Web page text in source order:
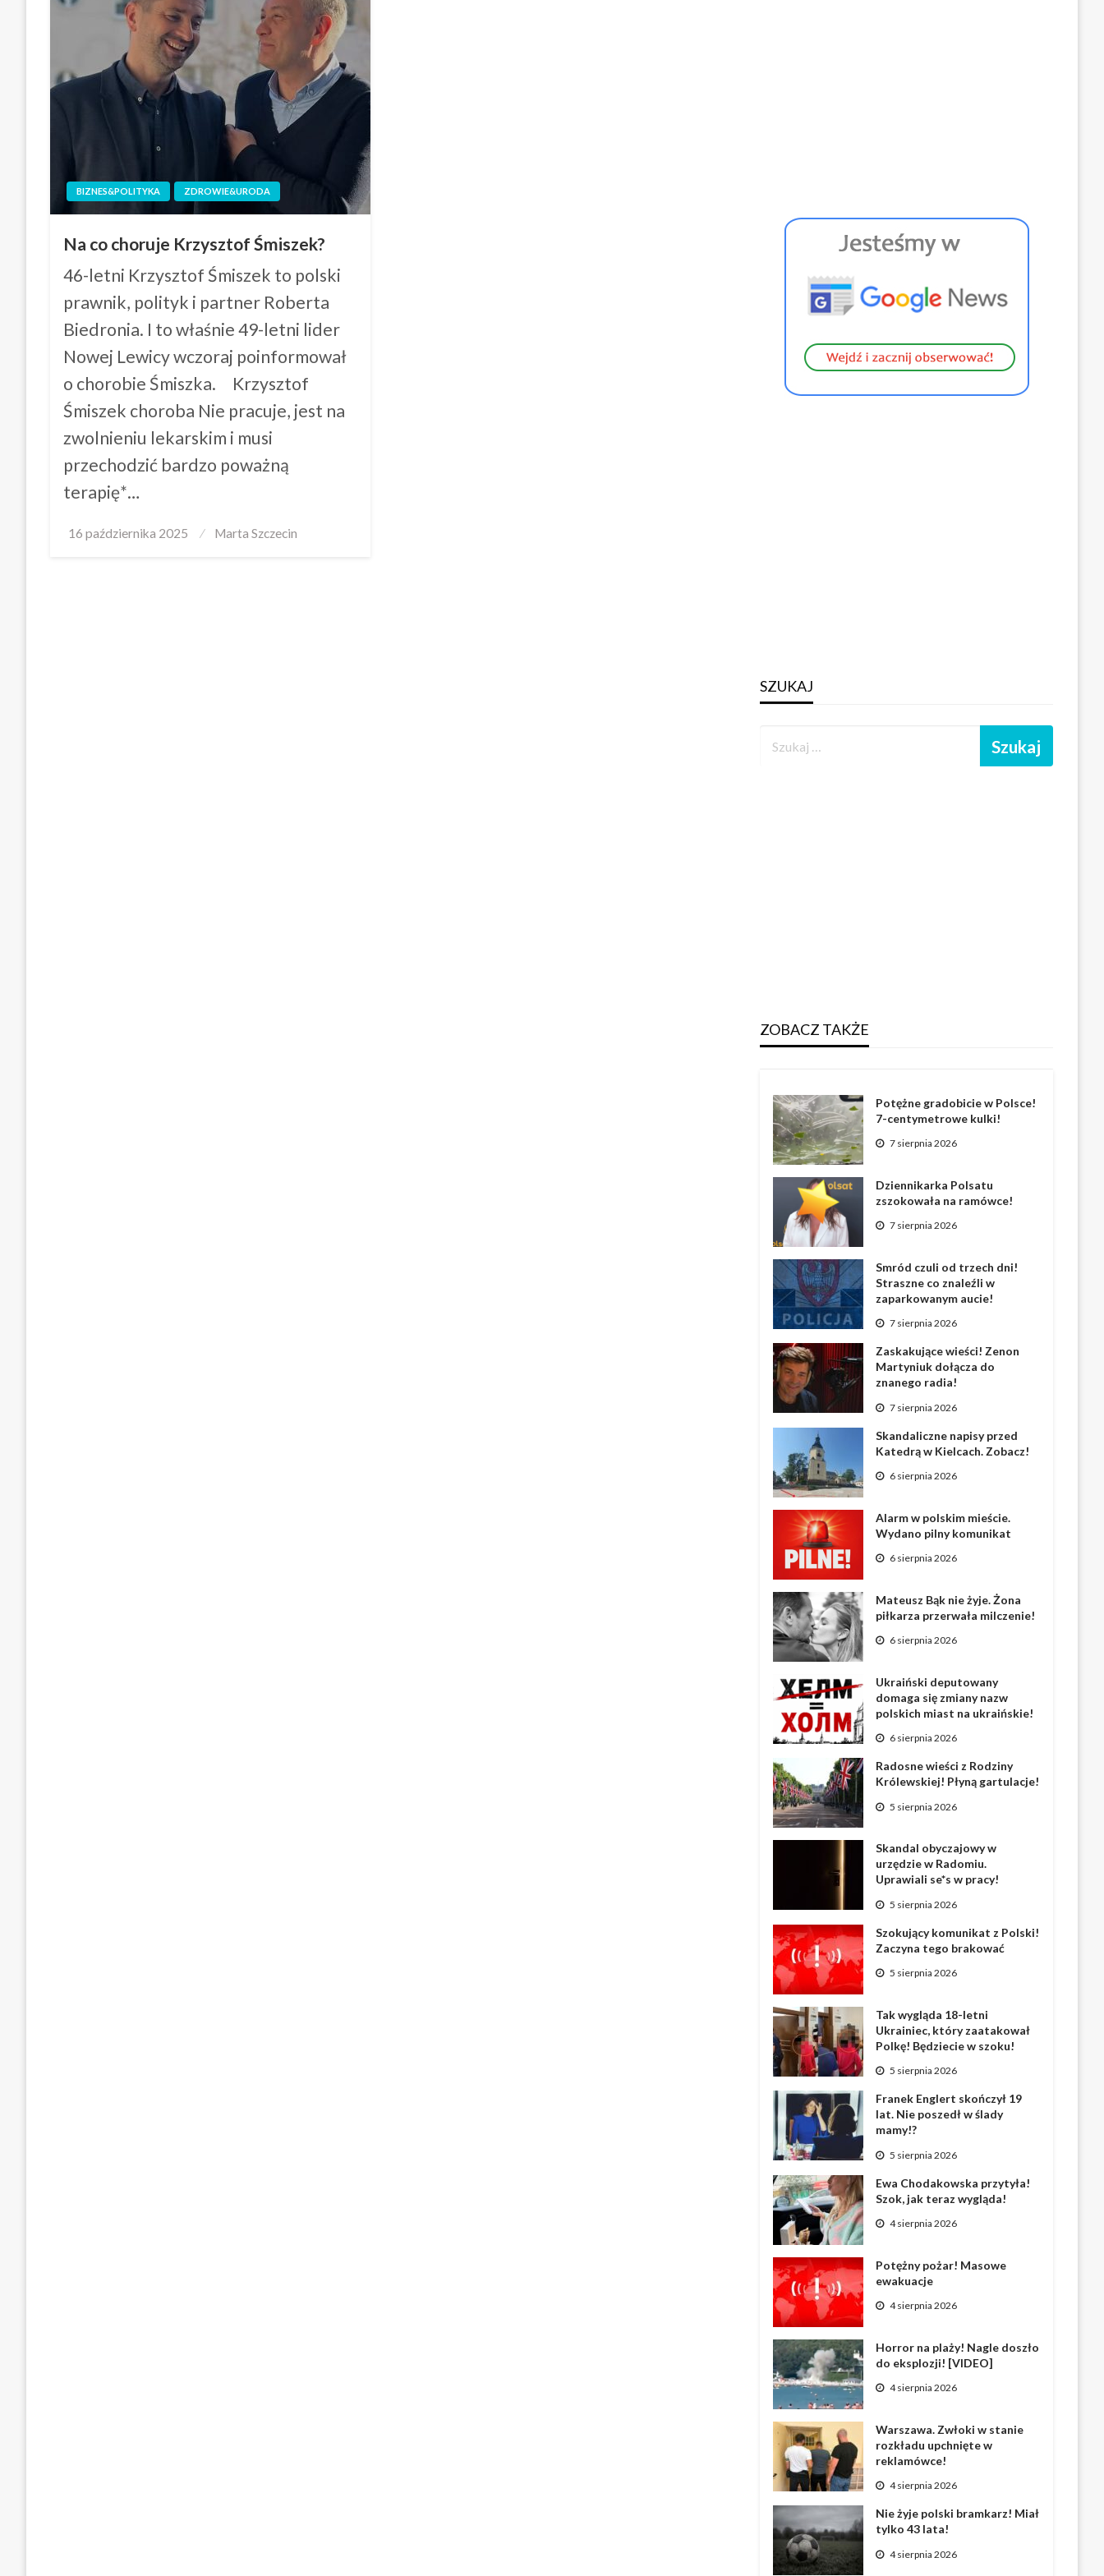
BIZNES&POLITYKA ZDROWIE&URODA
Na co choruje Krzysztof Śmiszek?
46-letni Krzysztof Śmiszek to polski
prawnik, polityk i partner Roberta
Biedronia. I to właśnie 49-letni lider
Nowej Lewicy wczoraj poinformował
o chorobie Śmiszka. Krzysztof
Śmiszek choroba Nie pracuje, jest na
zwolnieniu lekarskim i musi
przechodzić bardzo poważną
terapię*…
Posted
16 października 2025 Marta Szczecin
SZUKAJ
ZOBACZ TAKŻE
Potężne gradobicie w Polsce!
7-centymetrowe kulki!
7 sierpnia 2026
Dziennikarka Polsatu
zszokowała na ramówce!
7 sierpnia 2026
Smród czuli od trzech dni!
Straszne co znaleźli w
zaparkowanym aucie!
7 sierpnia 2026
Zaskakujące wieści! Zenon
Martyniuk dołącza do
znanego radia!
7 sierpnia 2026
Skandaliczne napisy przed
Katedrą w Kielcach. Zobacz!
6 sierpnia 2026
Alarm w polskim mieście.
Wydano pilny komunikat
6 sierpnia 2026
Mateusz Bąk nie żyje. Żona
piłkarza przerwała milczenie!
6 sierpnia 2026
Ukraiński deputowany
domaga się zmiany nazw
polskich miast na ukraińskie!
6 sierpnia 2026
Radosne wieści z Rodziny
Królewskiej! Płyną gartulacje!
5 sierpnia 2026
Skandal obyczajowy w
urzędzie w Radomiu.
Uprawiali se*s w pracy!
5 sierpnia 2026
Szokujący komunikat z Polski!
Zaczyna tego brakować
5 sierpnia 2026
Tak wygląda 18-letni
Ukrainiec, który zaatakował
Polkę! Będziecie w szoku!
5 sierpnia 2026
Franek Englert skończył 19
lat. Nie poszedł w ślady
mamy!?
5 sierpnia 2026
Ewa Chodakowska przytyła!
Szok, jak teraz wygląda!
4 sierpnia 2026
Potężny pożar! Masowe
ewakuacje
4 sierpnia 2026
Horror na plaży! Nagle doszło
do eksplozji! [VIDEO]
4 sierpnia 2026
Warszawa. Zwłoki w stanie
rozkładu upchnięte w
reklamówce!
4 sierpnia 2026
Nie żyje polski bramkarz! Miał
tylko 43 lata!
4 sierpnia 2026